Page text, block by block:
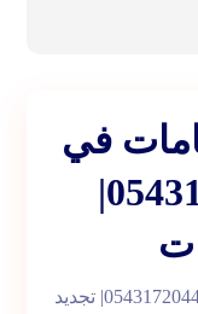
في
الشارقة |0543172044|
تكسير وترميم حمامات في الشارقة |0543172044| تجديد